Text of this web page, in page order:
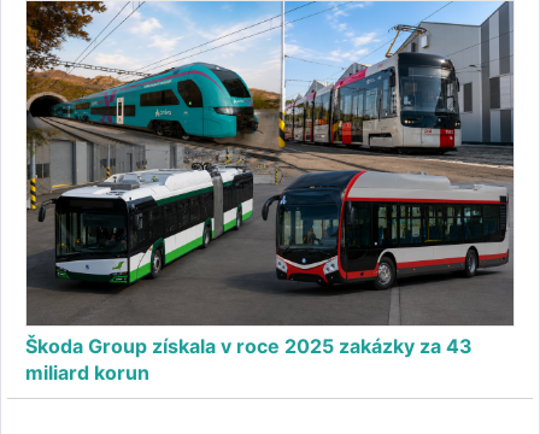
Škoda Group získala v roce 2025 zakázky za 43
miliard korun